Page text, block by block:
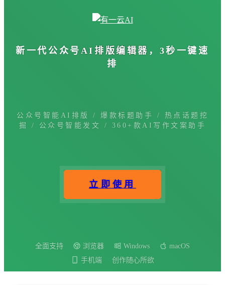
新一代公众号 AI排版编辑器 ，3秒一键速
排
公众号智能AI排版 / 爆款标题助手 / 热点话题挖
掘 / 公众号智能发文 / 360+款AI写作文案助手
立即使用
全面支持 浏览器 Windows
macOS
手机端
创作随心所欲